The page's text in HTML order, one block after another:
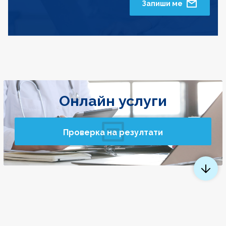
Запиши ме
Онлайн услуги
Проверка на резултати